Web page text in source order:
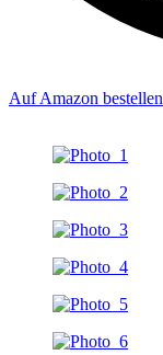
Auf Amazon bestellen